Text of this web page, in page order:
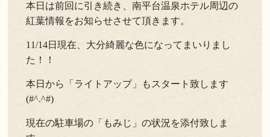
よくある質問 お問い合わせ
本日は前回に引き続き、南平台温泉ホテル周辺の
紅葉情報をお知らせさせて頂きます。
11/14日現在、大分綺麗な色になってまいりまし
た！！
本日から「ライトアップ」もスタート致します
(#^.^#)
現在の駐車場の「もみじ」の状況を添付致しま